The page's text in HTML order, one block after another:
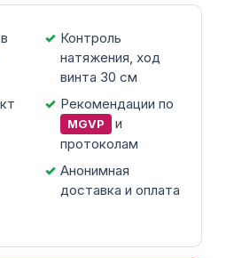
Контроль
натяжения, ход
винта 30 см
Рекомендации по
MGVP
и
протоколам
Анонимная
доставка и оплата